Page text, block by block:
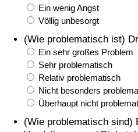
Ein wenig Angst
Völlig unbesorgt
(Wie problematisch ist)
Ein sehr großes Problem
Sehr problematisch
Relativ problematisch
Nicht besonders
Überhaupt nicht
(Wie problematisch sind)